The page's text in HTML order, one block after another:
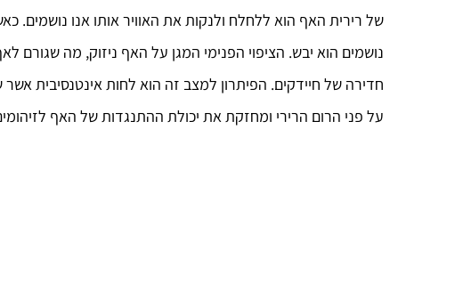
של רירית האף הוא ללחלח ולנקות את האוויר אותו אנו נושמים.
נושמים הוא יבש. הציפוי הפנימי המגן על האף ניזוק, מה שגורם
חדירה של חיידקים. הפיתרון למצב זה הוא לחות אינטנסיבית
על פני הרום הרירי ומחזקת את יכולת ההתנגדות של האף